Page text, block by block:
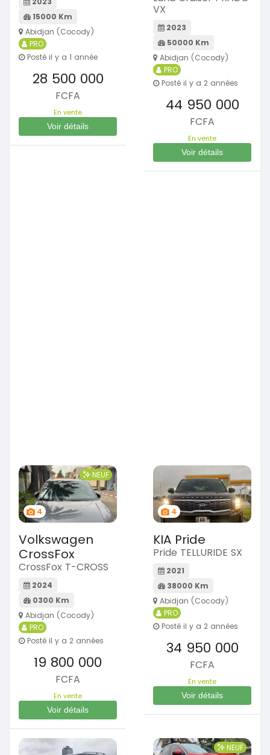
15000 Km
Abidjan (Cocody)
PRO
Posté il y a 1 année
28 500 000
FCFA
En vente
Voir détails
VX
2023
50000 Km
Abidjan (Cocody)
PRO
Posté il y a 2 années
44 950 000
FCFA
En vente
Voir détails
4
NEUF
Volkswagen
CrossFox
CrossFox T-CROSS
2024
0300 Km
Abidjan (Cocody)
PRO
Posté il y a 2 années
19 800 000
FCFA
En vente
Voir détails
4
KIA Pride
Pride TELLURIDE SX
2021
38000 Km
Abidjan (Cocody)
PRO
Posté il y a 2 années
34 950 000
FCFA
En vente
Voir détails
NEUF